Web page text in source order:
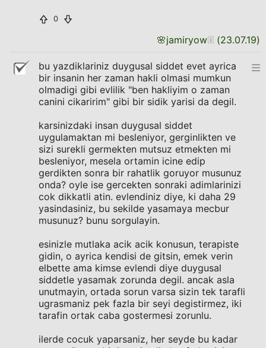
0
🌸jamiryow (23.07.19)
bu yazdiklariniz duygusal siddet evet ayrica
bir insanin her zaman hakli olmasi mumkun
olmadigi gibi evlilik "ben hakliyim o zaman
canini cikaririm" gibi bir sidik yarisi da degil.
karsinizdaki insan duygusal siddet
uygulamaktan mi besleniyor, gerginlikten ve
sizi surekli germekten mutsuz etmekten mi
besleniyor, mesela ortamin icine edip
gerdikten sonra bir rahatlik goruyor musunuz
onda? oyle ise gercekten sonraki adimlarinizi
cok dikkatli atin. evlendiniz diye, ki daha 29
yasindasiniz, bu sekilde yasamaya mecbur
musunuz? bunu sorgulayin.
esinizle mutlaka acik acik konusun, terapiste
gidin, o ayrica kendisi de gitsin, emek verin
elbette ama kimse evlendi diye duygusal
siddetle yasamak zorunda degil. ancak asla
unutmayin, ortada sorun varsa sizin tek tarafli
ugrasmaniz pek fazla bir seyi degistirmez, iki
tarafin ortak caba gostermesi zorunlu.
ilerde cocuk yaparsaniz, her seyde bu kadar